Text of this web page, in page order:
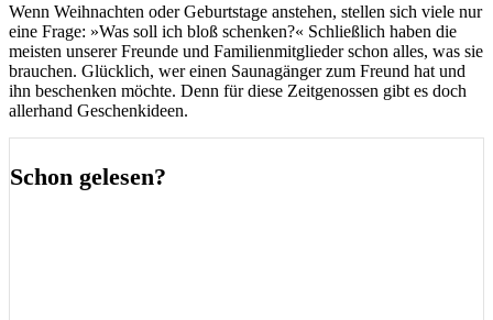
Wenn Weihnachten oder Geburtstage anstehen, stellen sich viele nur
eine Frage: »Was soll ich bloß schenken?« Schließlich haben die
meisten unserer Freunde und Familienmitglieder schon alles, was sie
brauchen. Glücklich, wer einen Saunagänger zum Freund hat und
ihn beschenken möchte. Denn für diese Zeitgenossen gibt es doch
allerhand Geschenkideen.
Schon gelesen?